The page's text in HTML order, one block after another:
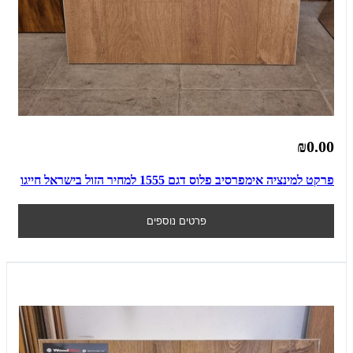
₪0.00
פרקט למינציה אימפרסיב פלוס דגם 1555 למחיר הזול בישראל חייגו
פרטים נוספים